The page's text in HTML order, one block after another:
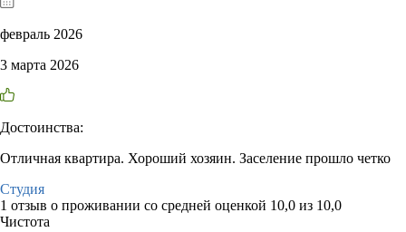
февраль 2026
3 марта 2026
Достоинства:
Отличная квартира. Хороший хозяин. Заселение прошло четко
Студия
1 отзыв о проживании со средней оценкой 10,0 из 10,0
Чистота